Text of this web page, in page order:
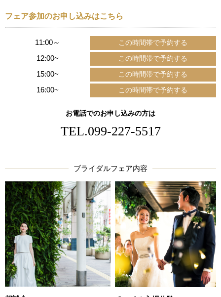
フェア参加のお申し込みはこちら
11:00～
12:00~
15:00~
16:00~
お電話でのお申し込みの方は
TEL.099-227-5517
ブライダルフェア内容